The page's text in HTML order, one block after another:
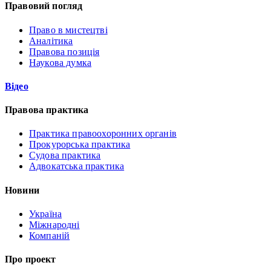
Правовий погляд
Право в мистецтві
Аналітика
Правова позиція
Наукова думка
Відео
Правова практика
Практика правоохоронних органів
Прокурорська практика
Судова практика
Адвокатська практика
Новини
Україна
Міжнародні
Компаній
Про проект